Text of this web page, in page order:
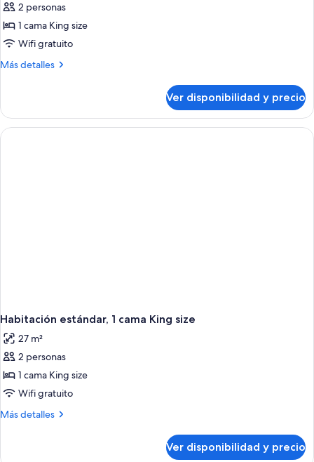
2 personas
1 cama King size
Wifi gratuito
Más detalles
Más
junior
Ver disponibilidad y precio
Habitación estándar, 1 cama King size
27 m²
2 personas
1 cama King size
Wifi gratuito
Más detalles
Más
Ver disponibilidad y precio